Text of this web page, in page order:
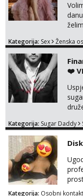
Maja
tel:0,93€
Tel:064/
Alisa
Tel:064/
na
Kategorija: Sex Ženska
❤️
Kategorija: Sugar Daddy
Kategorija: Osobni